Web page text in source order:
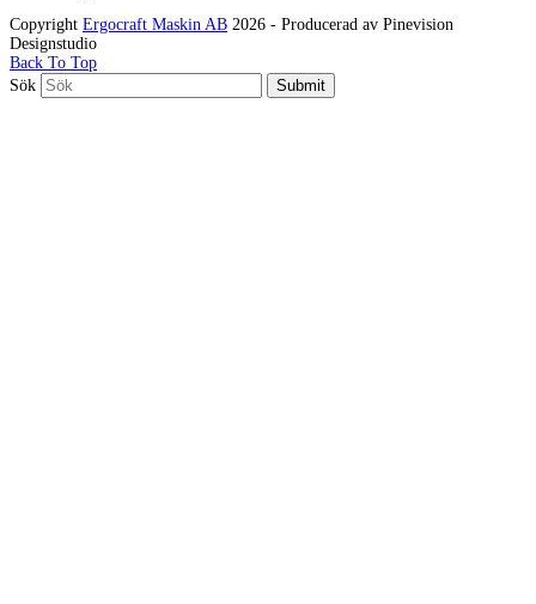
Copyright Ergocraft Maskin AB 2026 - Producerad av Pinevision
Designstudio
Back To Top
Sök
Submit